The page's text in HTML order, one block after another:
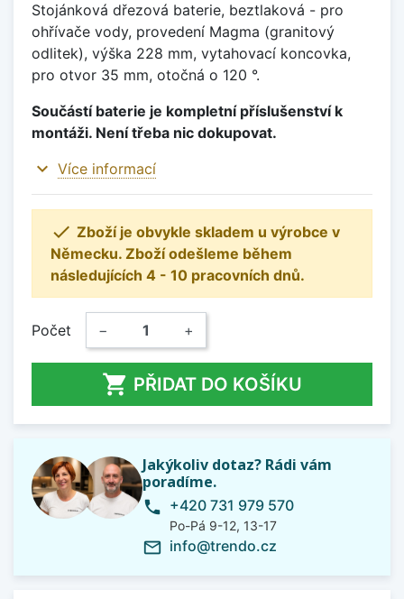
Stojánková dřezová baterie, beztlaková - pro
ohřívače vody, provedení Magma (granitový
odlitek), výška 228 mm, vytahovací koncovka,
pro otvor 35 mm, otočná o 120 °.
Součástí baterie je kompletní příslušenství k
montáži. Není třeba nic dokupovat.
expand_more Více informací
 Zboží je obvykle skladem u výrobce v
Německu. Zboží odešleme během
následujících 4 - 10 pracovních dnů.
Počet − +
 PŘIDAT DO KOŠÍKU
Jakýkoliv dotaz? Rádi vám
poradíme.
phone +420 731 979 570
Po-Pá 9-12, 13-17
mail_outline info@trendo.cz